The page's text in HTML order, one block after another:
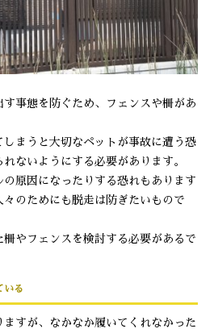
事態を防ぐため、フェンスや柵があ
しまうと大切なペットが事故に遭う恐
ないようにする必要があります。
原因になったりする恐れもあります
のためにも脱走は防ぎたいもので
やフェンスを検討する必要があるで
いる
すが、なかなか履いてくれなかった